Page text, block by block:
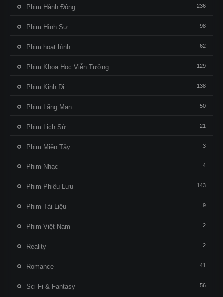
Phim Hành Động 236
Phim Hình Sự 98
Phim hoạt hình 62
Phim Khoa Học Viễn Tưởng 129
Phim Kinh Dị 138
Phim Lãng Mạn 50
Phim Lịch Sử 21
Phim Miền Tây 3
Phim Nhạc 4
Phim Phiêu Lưu 143
Phim Tài Liệu 9
Phim Việt Nam 2
Reality 2
Romance 41
Sci-Fi & Fantasy 56